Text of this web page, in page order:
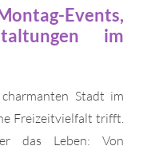
Events,
im
Stadt im
Freizeitvielfalt trifft.
das Leben: Von